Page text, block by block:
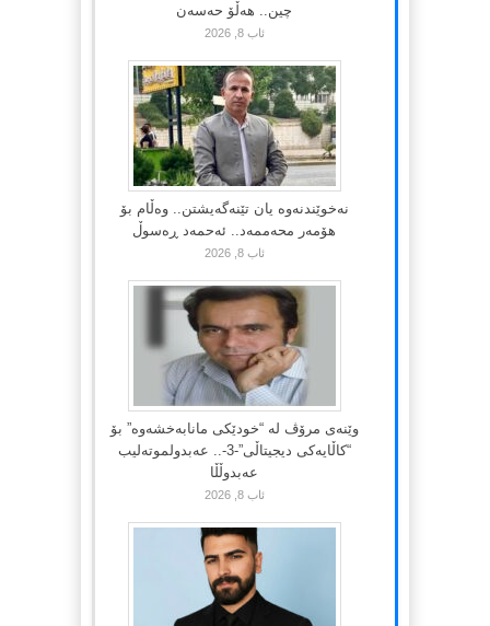
چین.. هەڵۆ حەسەن
ئاب 8, 2026
نەخوێندنەوە یان تێنەگەیشتن.. وەڵام بۆ
هۆمەر محەممەد.. ئەحمەد ڕەسوڵ
ئاب 8, 2026
وێنەی مرۆڤ لە “خودێکی مانابەخشەوە” بۆ
“کاڵایەکی دیجیتاڵی”-3-.. عەبدولموتەلیب
عەبدوڵڵا
ئاب 8, 2026